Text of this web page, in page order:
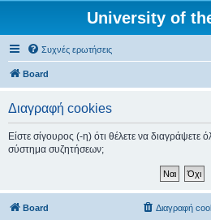
University of
Συχνές ερωτήσεις
Board
Διαγραφή cookies
Είστε σίγουρος (-η) ότι θέλετε να
σύστημα συζητήσεων;
Board Διαγραφή